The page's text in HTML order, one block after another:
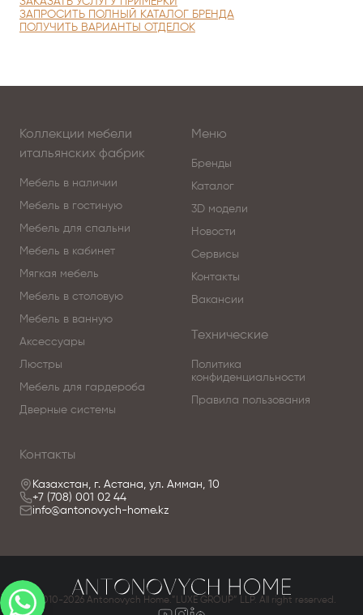
ЗАПРОСИТЬ ПОЛНЫЙ КАТАЛОГ БРЕНДА
ПОЛУЧИТЬ ВАРИАНТЫ ОТДЕЛОК
Коллекции мебели
итальянских фабрик
Мебель в наличии
Мебель в гостиную
Мебель для спальни
Мебель в кабинет
Мягкая мебель
Мебель в столовую
Мебель в ванную
Аксессуары
Люстры
Мебель для гардероба
Дверные системы
Меню
Бренды
Каталог
3D модели
Новости
Сервисы
Контакты
Вакансии
Технические
Политика
конфиденциальности
Правила пользования
Контакты
Казахстан, г. Астана, ул. Амман, 10
+7 (708) 001 02 44
info@antonovych-home.kz
© 2010-2026 Antonovych Home.”LUXE GROUP” LLP. All right reserved.